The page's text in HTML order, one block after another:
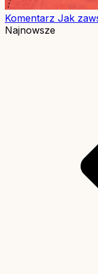
Komentarz Jak
Najnowsze